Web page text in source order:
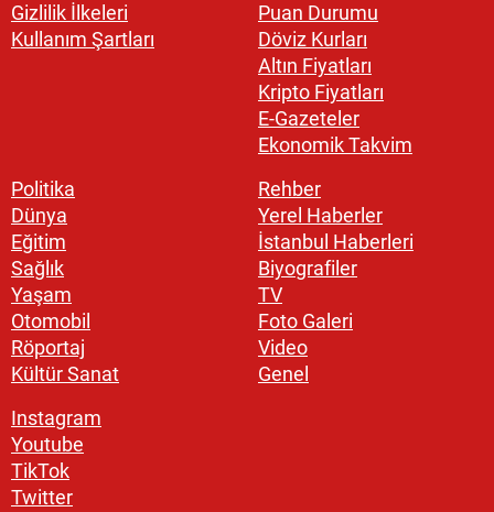
Gizlilik İlkeleri
Kullanım Şartları
Puan Durumu
Döviz Kurları
Altın Fiyatları
Kripto Fiyatları
E-Gazeteler
Ekonomik Takvim
Politika
Dünya
Eğitim
Sağlık
Yaşam
Otomobil
Röportaj
Kültür Sanat
Rehber
Yerel Haberler
İstanbul Haberleri
Biyografiler
TV
Foto Galeri
Video
Genel
Instagram
Youtube
TikTok
Twitter